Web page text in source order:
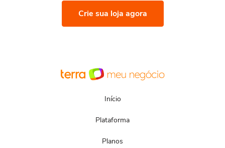
Crie sua loja agora
Início
Plataforma
Planos